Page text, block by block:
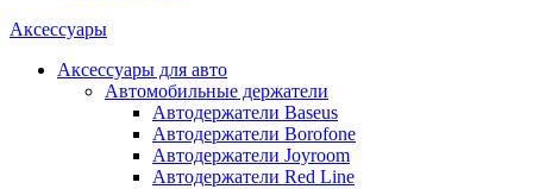
Аксессуары
Аксессуары для авто
Автомобильные держатели
Автодержатели Baseus
Автодержатели Borofone
Автодержатели Joyroom
Автодержатели Red Line